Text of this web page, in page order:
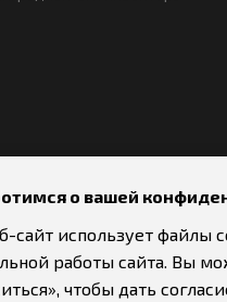
о вашей
сайт использует файлы
работы сайта. Вы
чтобы дать